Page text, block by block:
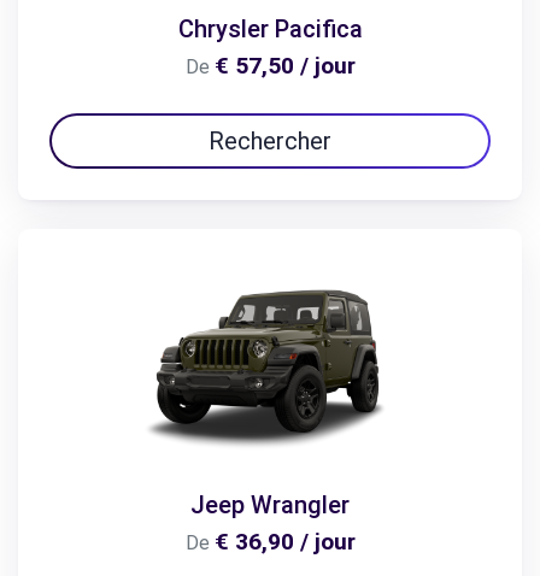
Chrysler Pacifica
De € 57,50 / jour
Rechercher
Jeep Wrangler
De € 36,90 / jour